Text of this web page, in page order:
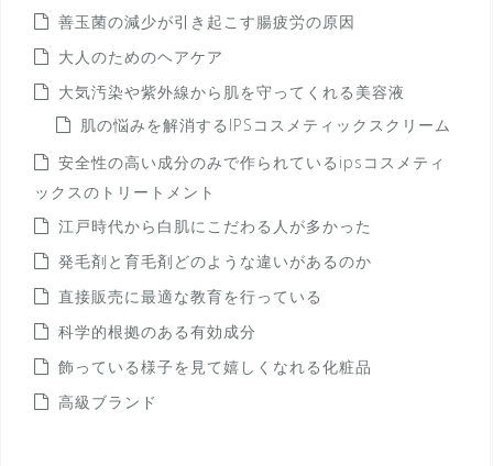
善玉菌の減少が引き起こす腸疲労の原因
大人のためのヘアケア
大気汚染や紫外線から肌を守ってくれる美容液
肌の悩みを解消するIPSコスメティックスクリーム
安全性の高い成分のみで作られているipsコスメティ
ックスのトリートメント
江戸時代から白肌にこだわる人が多かった
発毛剤と育毛剤どのような違いがあるのか
直接販売に最適な教育を行っている
科学的根拠のある有効成分
飾っている様子を見て嬉しくなれる化粧品
高級ブランド